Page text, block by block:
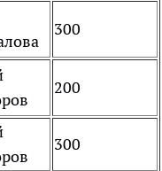
300
200
300